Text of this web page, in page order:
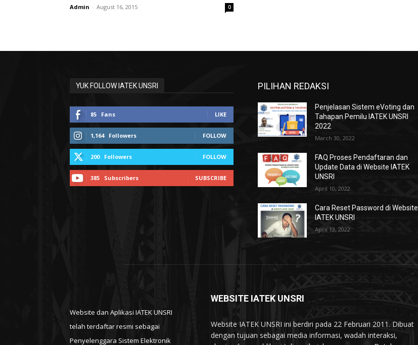
Admin - August 16, 2015 0
YUK FOLLOW IATEK UNSRI
85 Fans LIKE
1,164 Followers FOLLOW
200 Followers FOLLOW
385 Subscribers SUBSCRIBE
PILIHAN REDAKSI
Penjelasan Sistem eVoting dan
Tahapan Pemilu IATEK UNSRI
2022
March 30, 2022
FAQ Proses Pendaftaran dan
Update Data di Website IATEK
UNSRI
April 10, 2022
Cara Reset Password di Website
IATEK UNSRI
April 13, 2022
Website dan Aplikasi IATEK UNSRI
telah terdaftar resmi sebagai
Penyelenggara Sistem Elektronik
WEBSITE IATEK UNSRI
Website IATEK UNSRI ini berdiri pada 22 Februari 2011. Dibuat
dengan tujuan sebagai media informasi, wadah interaksi,